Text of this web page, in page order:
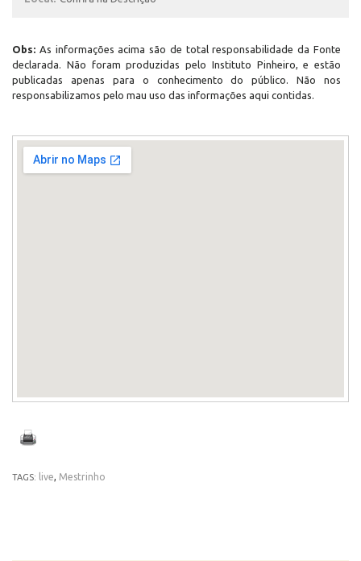
Obs: As informações acima são de total responsabilidade da Fonte
declarada. Não foram produzidas pelo Instituto Pinheiro, e estão
publicadas apenas para o conhecimento do público. Não nos
responsabilizamos pelo mau uso das informações aqui contidas.
TAGS: live, Mestrinho